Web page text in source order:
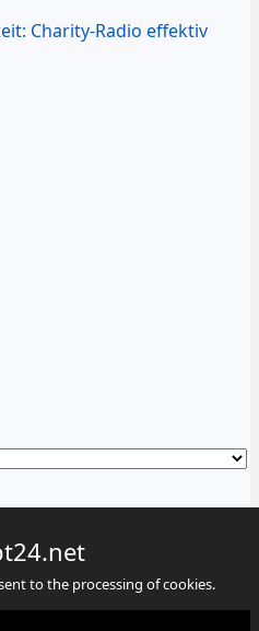
Charity-Radio effektiv
Impressum
to the processing of cookies.